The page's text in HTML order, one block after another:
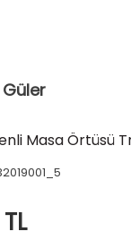
Masa Örtüsü
TL